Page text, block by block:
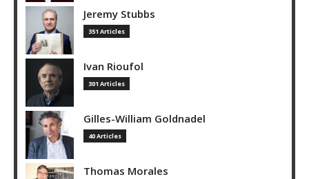
Jeremy Stubbs
351 Articles
Ivan Rioufol
301 Articles
Gilles-William Goldnadel
40 Articles
Thomas Morales